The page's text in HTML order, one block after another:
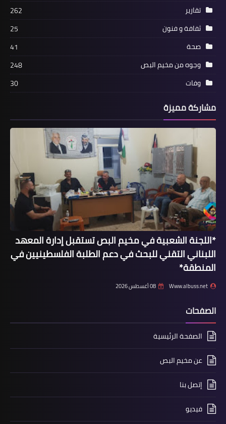
7 قيادات فلسطينية أدرجتهم واشنطن
على قوائم "الإرهاب".. تعرف عليهم
منوعات
*فلسطيني فرنسا والإغاثة الفلسطينية
تسلم مواد وأدوات طبية لعدة مراكز*
فوز فلسطين بالمركز الأول والثاني في
مسابقة الخطابة والشعر والتحدث
بالفصحى
تقارير
262
ثفافة و فنون
25
صحة
41
وجوه من مخيم البص
248
وفات
30
مشاركة مميزة
*اللجنة الشعبية في مخيم البص تستقبل إدارة المعهد
اللبناني التقني للبحث في دعم الطلبة الفلسطينيين في
المنطقة*
Www.albuss.net 08 أغسطس 2026
الصفحات
الصفحة الرئيسية
عن مخيم البص
إتصل بنا
فيديو